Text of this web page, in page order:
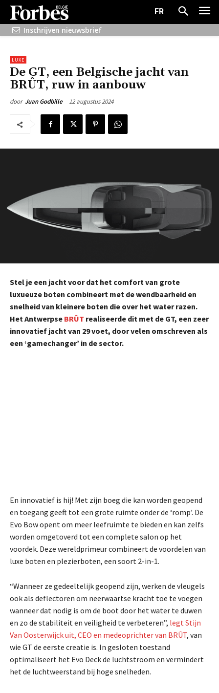
FR
Inschrijven nieuwsbrief
LUXE
De GT, een Belgische jacht van
BRÛT, ruw in aanbouw
door Juan Godbille 12 augustus 2024
Stel je een jacht voor dat het comfort van grote
luxueuze boten combineert met de wendbaarheid en
snelheid van kleinere boten die over het water razen.
Het Antwerpse BRÛT realiseerde dit met de GT, een zeer
innovatief jacht van 29 voet, door velen omschreven als
een ‘gamechanger’ in de sector.
En innovatief is hij! Met zijn boeg die kan worden geopend
en toegang geeft tot een grote ruimte onder de ‘romp’. De
Evo Bow opent om meer leefruimte te bieden en kan zelfs
worden omgetoverd tot een complete salon op het
voordek. Deze wereldprimeur combineert de voordelen van
luxe boten en plezierboten, een soort 2-in-1.
“Wanneer ze gedeeltelijk geopend zijn, werken de vleugels
ook als deflectoren om neerwaartse kracht toe te voegen
wanneer dat nodig is om de boot door het water te duwen
en zo de stabiliteit en veiligheid te verbeteren”, legt Stijn
Van Oosterwijck uit, CEO en medeoprichter van BRÛT, van
wie GT de eerste creatie is. In gesloten toestand
optimaliseert het Evo Deck de luchtstroom en vermindert
het de luchtweerstand bij hoge snelheden.